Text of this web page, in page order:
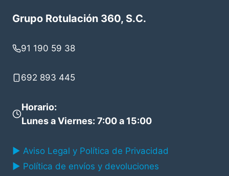
Grupo Rotulación 360, S.C.
91 190 59 38
692 893 445
Horario:
Lunes a Viernes: 7:00 a 15:00
▶ Aviso Legal y Política de Privacidad
▶ Política de envíos y devoluciones